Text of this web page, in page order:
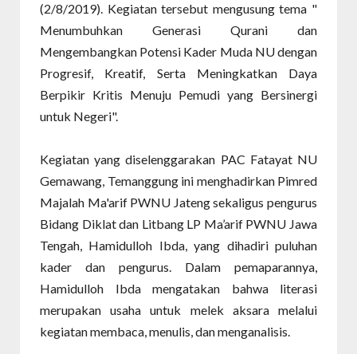
(2/8/2019). Kegiatan tersebut mengusung tema "
Menumbuhkan Generasi Qurani dan
Mengembangkan Potensi Kader Muda NU dengan
Progresif, Kreatif, Serta Meningkatkan Daya
Berpikir Kritis Menuju Pemudi yang Bersinergi
untuk Negeri".
Kegiatan yang diselenggarakan PAC Fatayat NU
Gemawang, Temanggung ini menghadirkan Pimred
Majalah Ma'arif PWNU Jateng sekaligus pengurus
Bidang Diklat dan Litbang LP Ma’arif PWNU Jawa
Tengah, Hamidulloh Ibda, yang dihadiri puluhan
kader dan pengurus. Dalam pemaparannya,
Hamidulloh Ibda mengatakan bahwa literasi
merupakan usaha untuk melek aksara melalui
kegiatan membaca, menulis, dan menganalisis.